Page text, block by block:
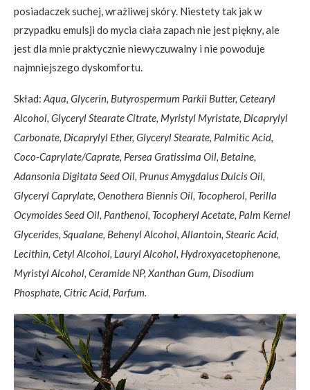
posiadaczek suchej, wrażliwej skóry. Niestety tak jak w
przypadku emulsji do mycia ciała zapach nie jest piękny, ale
jest dla mnie praktycznie niewyczuwalny i nie powoduje
najmniejszego dyskomfortu.
Skład: Aqua, Glycerin, Butyrospermum Parkii Butter, Cetearyl
Alcohol, Glyceryl Stearate Citrate, Myristyl Myristate, Dicaprylyl
Carbonate, Dicaprylyl Ether, Glyceryl Stearate, Palmitic Acid,
Coco-Caprylate/Caprate, Persea Gratissima Oil, Betaine,
Adansonia Digitata Seed Oil, Prunus Amygdalus Dulcis Oil,
Glyceryl Caprylate, Oenothera Biennis Oil, Tocopherol, Perilla
Ocymoides Seed Oil, Panthenol, Tocopheryl Acetate, Palm Kernel
Glycerides, Squalane, Behenyl Alcohol, Allantoin, Stearic Acid,
Lecithin, Cetyl Alcohol, Lauryl Alcohol, Hydroxyacetophenone,
Myristyl Alcohol, Ceramide NP, Xanthan Gum, Disodium
Phosphate, Citric Acid, Parfum.